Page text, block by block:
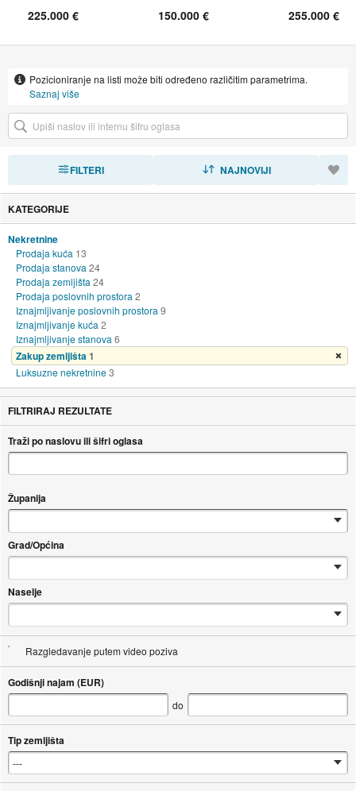
225.000 €
150.000 €
255.000 €
Pozicioniranje na listi može biti određeno različitim parametrima.
Saznaj više
FILTERI NAJNOVIJI
KATEGORIJE
Nekretnine
Prodaja kuća 13
Prodaja stanova24
Prodaja zemljišta24
Prodaja poslovnih prostora2
Iznajmljivanje poslovnih prostora9
Iznajmljivanje kuća2
Iznajmljivanje stanova6
Zakup zemljišta1
Luksuzne nekretnine3
FILTRIRAJ REZULTATE
Traži po naslovu ili šifri oglasa
Županija
Grad/Općina
Naselje
Razgledavanje putem video poziva
Godišnji najam (EUR)
do
Tip zemljišta